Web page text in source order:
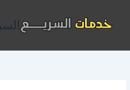
المحتوى